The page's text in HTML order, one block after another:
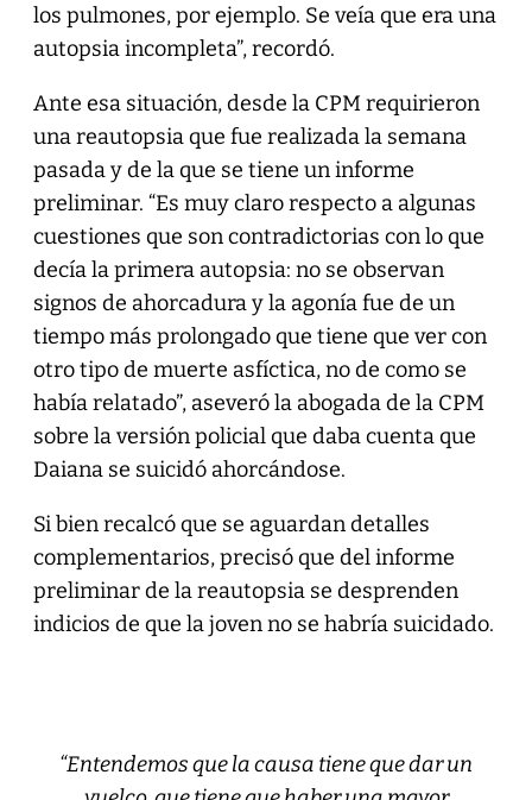
los pulmones, por ejemplo. Se veía que era una
autopsia incompleta”, recordó.
Ante esa situación, desde la CPM requirieron
una reautopsia que fue realizada la semana
pasada y de la que se tiene un informe
preliminar. “Es muy claro respecto a algunas
cuestiones que son contradictorias con lo que
decía la primera autopsia: no se observan
signos de ahorcadura y la agonía fue de un
tiempo más prolongado que tiene que ver con
otro tipo de muerte asfíctica, no de como se
había relatado”, aseveró la abogada de la CPM
sobre la versión policial que daba cuenta que
Daiana se suicidó ahorcándose.
Si bien recalcó que se aguardan detalles
complementarios, precisó que del informe
preliminar de la reautopsia se desprenden
indicios de que la joven no se habría suicidado.
“Entendemos que la causa tiene que dar un